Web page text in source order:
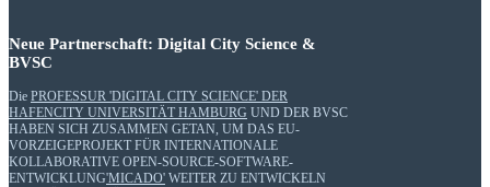
Neue Partnerschaft: Digital City Science &
BVSC
Die PROFESSUR 'DIGITAL CITY SCIENCE' DER
HAFENCITY UNIVERSITÄT HAMBURG UND DER BVSC
HABEN SICH ZUSAMMEN GETAN, UM DAS EU-
VORZEIGEPROJEKT FÜR INTERNATIONALE
KOLLABORATIVE OPEN-SOURCE-SOFTWARE-
ENTWICKLUNG'MICADO' WEITER ZU ENTWICKELN